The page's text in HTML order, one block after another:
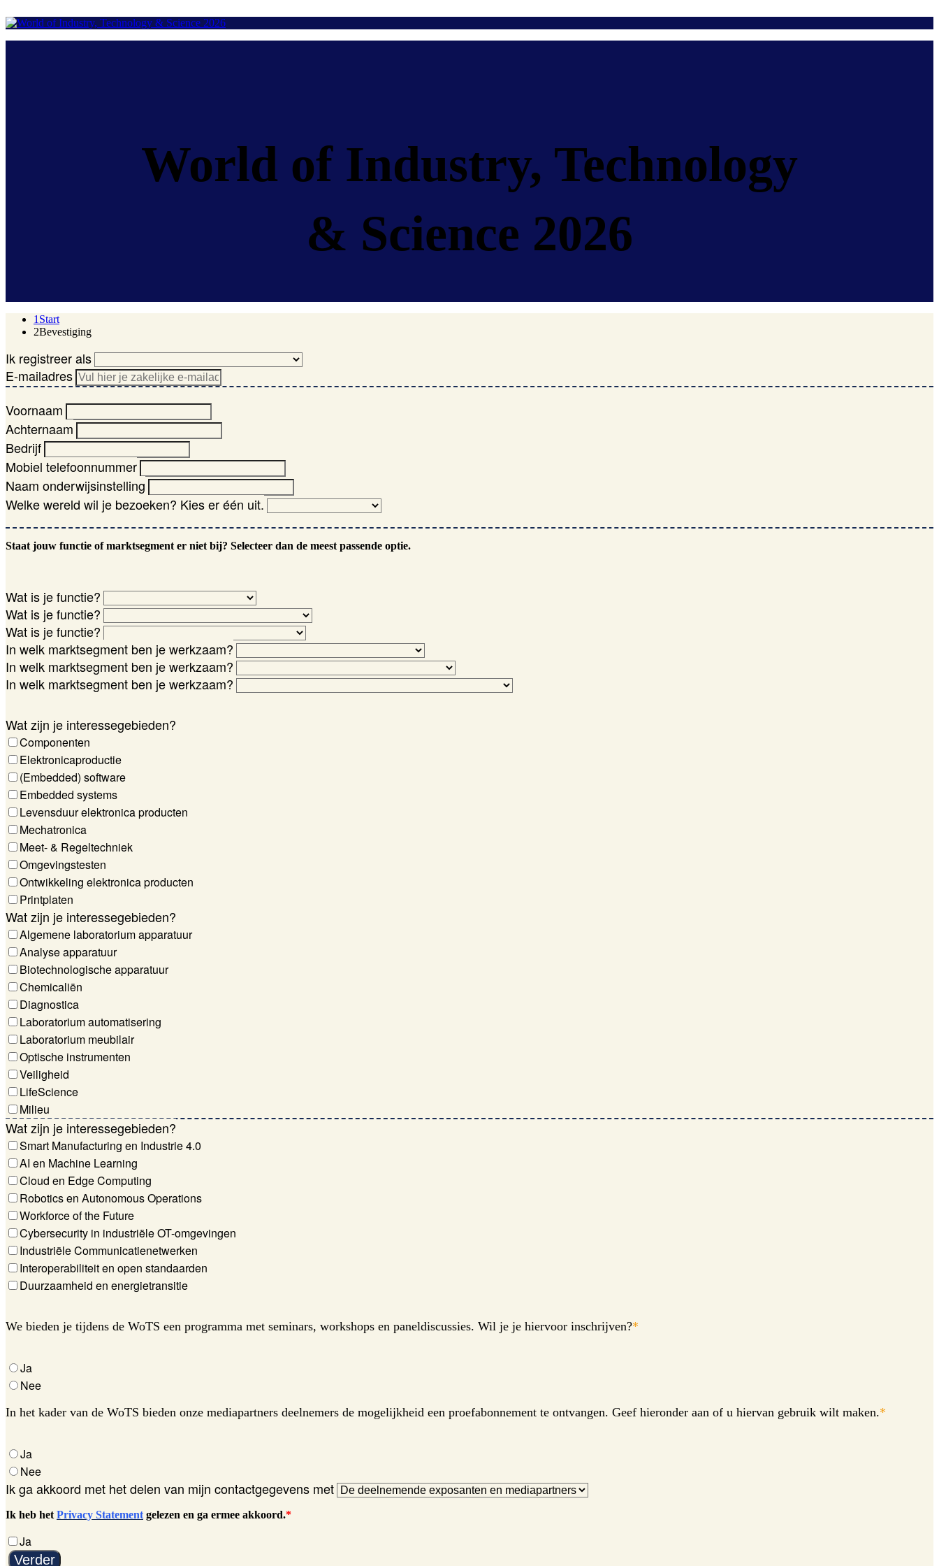
World of Industry, Technology
& Science 2026
1 Start
2Bevestiging
Ik registreer als
E-mailadres
Voornaam
Achternaam
Bedrijf
Mobiel telefoonnummer
Naam onderwijsinstelling
Welke wereld wil je bezoeken? Kies er één uit.
Staat jouw functie of marktsegment er niet bij? Selecteer dan de meest passende optie.
Wat is je functie?
Wat is je functie?
Wat is je functie?
In welk marktsegment ben je werkzaam?
In welk marktsegment ben je werkzaam?
In welk marktsegment ben je werkzaam?
Wat zijn je interessegebieden?
Componenten
Elektronicaproductie
(Embedded) software
Embedded systems
Levensduur elektronica producten
Mechatronica
Meet- & Regeltechniek
Omgevingstesten
Ontwikkeling elektronica producten
Printplaten
Wat zijn je interessegebieden?
Algemene laboratorium apparatuur
Analyse apparatuur
Biotechnologische apparatuur
Chemicaliën
Diagnostica
Laboratorium automatisering
Laboratorium meubilair
Optische instrumenten
Veiligheid
LifeScience
Milieu
Wat zijn je interessegebieden?
Smart Manufacturing en Industrie 4.0
AI en Machine Learning
Cloud en Edge Computing
Robotics en Autonomous Operations
Workforce of the Future
Cybersecurity in industriële OT-omgevingen
Industriële Communicatienetwerken
Interoperabiliteit en open standaarden
Duurzaamheid en energietransitie
We bieden je tijdens de WoTS een programma met seminars, workshops en paneldiscussies. Wil je je hiervoor inschrijven?*
Ja
Nee
In het kader van de WoTS bieden onze mediapartners deelnemers de mogelijkheid een proefabonnement te ontvangen. Geef hieronder aan of u hiervan gebruik wilt maken.*
Ja
Nee
Ik ga akkoord met het delen van mijn contactgegevens met
Ik heb het Privacy Statement gelezen en ga ermee akkoord.*
Ja
Verder